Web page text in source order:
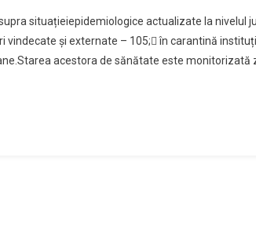
situațieiepidemiologice actualizate la nivelul
vindecate și externate – 105; în carantină
acestora de sănătate este monitorizată